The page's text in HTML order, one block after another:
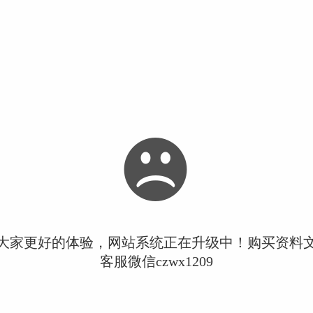
家更好的体验，网站系统正在升级中！购买资料
客服微信czwx1209